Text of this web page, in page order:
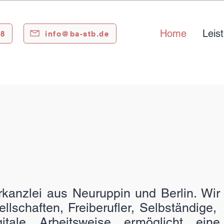
info@ba-stb.de Home
aus Neuruppin und Berlin. Wir
Freiberufler, Selbständige,